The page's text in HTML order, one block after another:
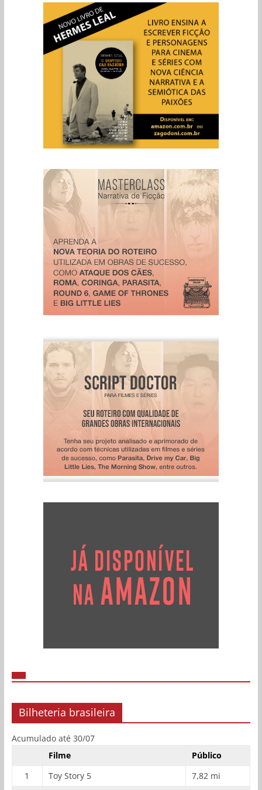
Bilheteria brasileira
Acumulado até 30/07
Filme
Público
1
Toy Story 5
7,82 mi